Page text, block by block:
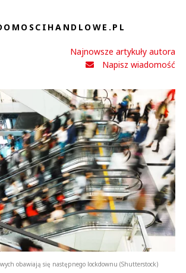
Najnowsze artykuły autora
Napisz wiadomość
obawiają się następnego lockdownu (Shutterstock)